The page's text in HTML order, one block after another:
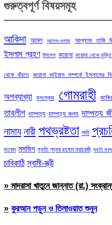
গুরুত্বপূর্ণ বিষয়সমূহ
আকিদা আমল আলেম-ওলামা আল্লামা তাকি
ইসলাম গ্রহণ উপদেশ করোনা করোনা থেকে মুক্তি
থেকে বাঁচতে করোনা ভাইরাস সম্পর্কে ইসলামের
অপব্যাখ্যা কুসংস্কার গোমরাহী
তাবলীগ দাম্পত্য দাম্পত্য কলহ দাম্পত্য
নামায নারী পথভ্রষ্টতা পর্দা
মতবাদ মসজিদ মুফতি লুৎফুর রহমান ফরায়েজী মুফতি
চাবিকাঠি স্বামী-স্ত্রী
» মাদরাসা খাতুনে জান্নাত (রা.)
» কুরআন পড়ুন ও তিলাওয়াত শুনুন